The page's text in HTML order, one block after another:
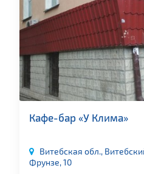
Кафе-бар «У Клима»
Витебская обл.,
Фрунзе, 10